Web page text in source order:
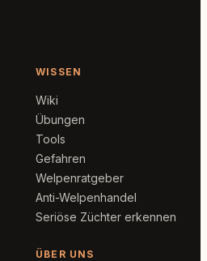
WISSEN
Wiki
Übungen
Tools
Gefahren
Welpenratgeber
Anti-Welpenhandel
Seriöse Züchter erkennen
ÜBER UNS